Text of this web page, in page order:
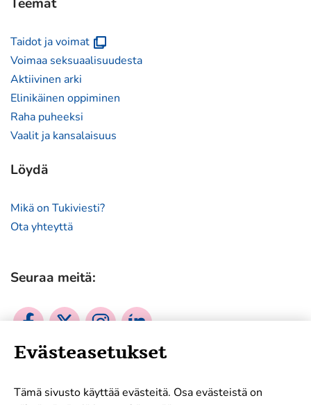
Taidot ja voimat(avautuu
uuteen
Voimaa seksuaalisuudesta
Aktiivinen arki
Elinikäinen oppiminen
Raha puheeksi
Vaalit ja kansalaisuus
Löydä
Mikä on Tukiviesti?
Ota yhteyttä
Seuraa meitä:
Sosiaalinen
facebook
Sosiaalinen
twitter
Sosiaalinen
instagram
Sosiaalinen
linkedin
Evästeasetukset
Tämä sivusto käyttää evästeitä. Osa evästeistä on